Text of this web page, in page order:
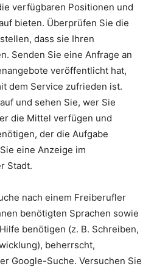
verfügbaren Positionen und
bieten. Überprüfen Sie die
dass sie Ihren
Senden Sie eine Anfrage an
veröffentlicht hat,
dem Service zufrieden ist.
und sehen Sie, wer Sie
die Mittel verfügen und
der die Aufgabe
eine Anzeige im
Stadt.
nach einem Freiberufler
benötigten Sprachen sowie
benötigen (z. B. Schreiben,
beherrscht,
Google-Suche. Versuchen Sie